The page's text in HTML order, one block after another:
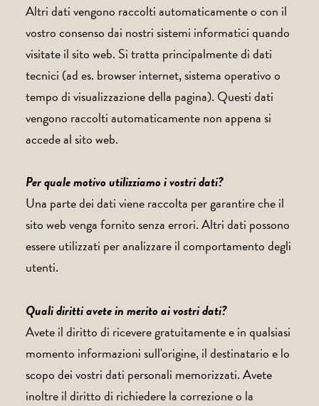
Altri dati vengono raccolti automaticamente o con il
vostro consenso dai nostri sistemi informatici quando
visitate il sito web. Si tratta principalmente di dati
tecnici (ad es. browser internet, sistema operativo o
tempo di visualizzazione della pagina). Questi dati
vengono raccolti automaticamente non appena si
accede al sito web.
Per quale motivo utilizziamo i vostri dati?
Una parte dei dati viene raccolta per garantire che il
sito web venga fornito senza errori. Altri dati possono
essere utilizzati per analizzare il comportamento degli
utenti.
Quali diritti avete in merito ai vostri dati?
Avete il diritto di ricevere gratuitamente e in qualsiasi
momento informazioni sull'origine, il destinatario e lo
scopo dei vostri dati personali memorizzati. Avete
inoltre il diritto di richiedere la correzione o la